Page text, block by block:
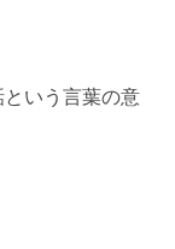
いう言葉の意